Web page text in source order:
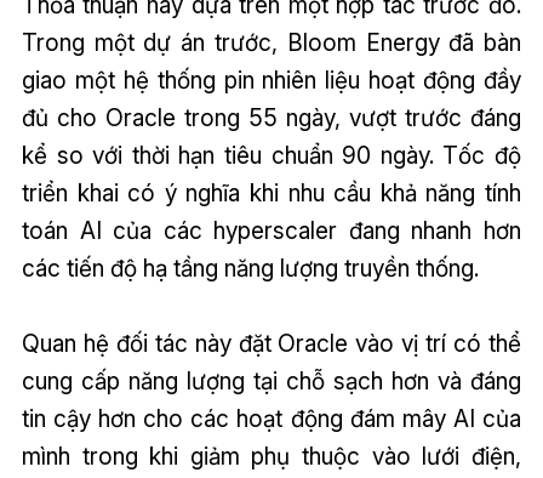
Trong một dự án trước, Bloom Energy đã bàn
giao một hệ thống pin nhiên liệu hoạt động đầy
đủ cho Oracle trong 55 ngày, vượt trước đáng
kể so với thời hạn tiêu chuẩn 90 ngày. Tốc độ
triển khai có ý nghĩa khi nhu cầu khả năng tính
toán AI của các hyperscaler đang nhanh hơn
các tiến độ hạ tầng năng lượng truyền thống.
Quan hệ đối tác này đặt Oracle vào vị trí có thể
cung cấp năng lượng tại chỗ sạch hơn và đáng
tin cậy hơn cho các hoạt động đám mây AI của
mình trong khi giảm phụ thuộc vào lưới điện,